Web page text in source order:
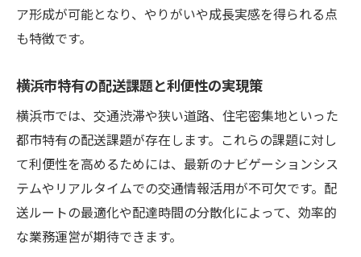
ア形成が可能となり、やりがいや成長実感を得られる点
も特徴です。
横浜市特有の配送課題と利便性の実現策
横浜市では、交通渋滞や狭い道路、住宅密集地といった
都市特有の配送課題が存在します。これらの課題に対し
て利便性を高めるためには、最新のナビゲーションシス
テムやリアルタイムでの交通情報活用が不可欠です。配
送ルートの最適化や配達時間の分散化によって、効率的
な業務運営が期待できます。